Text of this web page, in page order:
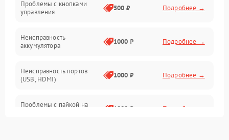
Механические повреждения
Проблемы с кнопками
управления
500 ₽ Подробнее →
Неисправность
аккумулятора
1000 ₽ Подробнее →
Неисправность портов
(USB, HDMI)
1000 ₽ Подробнее →
Проблемы с пайкой на
1000 ₽ Подробнее →